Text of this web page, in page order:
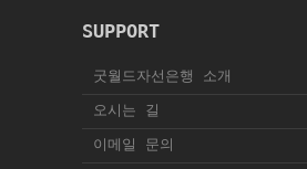
SUPPORT
굿월드자선은행 소개
오시는 길
이메일 문의